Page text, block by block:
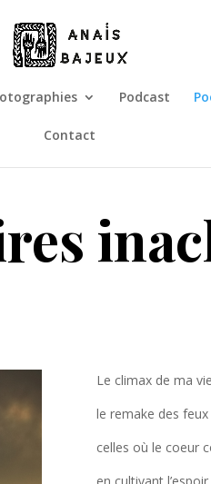
Podcast
Contact
Le climax de ma
le remake des
celles où le coeur